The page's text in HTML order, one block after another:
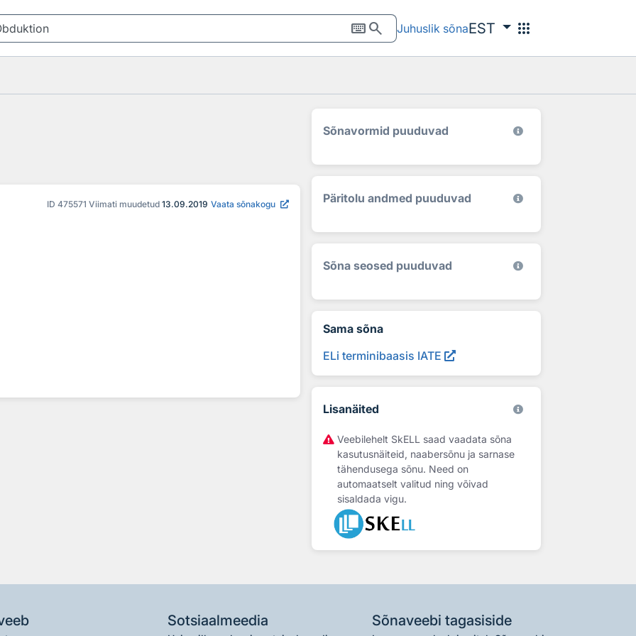
keyboardsearch Juhuslik sõnaEST apps
ID 475571 Viimati muudetud 13.09.2019 Vaata sõnakogu
Sõnavormid puuduvad
Päritolu andmed puuduvad
Sõna seosed puuduvad
Sama sõna
ELi terminibaasis IATE
Lisanäited
Veebilehelt SkELL saad vaadata sõna
kasutusnäiteid, naabersõnu ja sarnase
tähendusega sõnu. Need on
automaatselt valitud ning võivad
sisaldada vigu.
Sotsiaalmeedia Sõnaveebi tagasiside